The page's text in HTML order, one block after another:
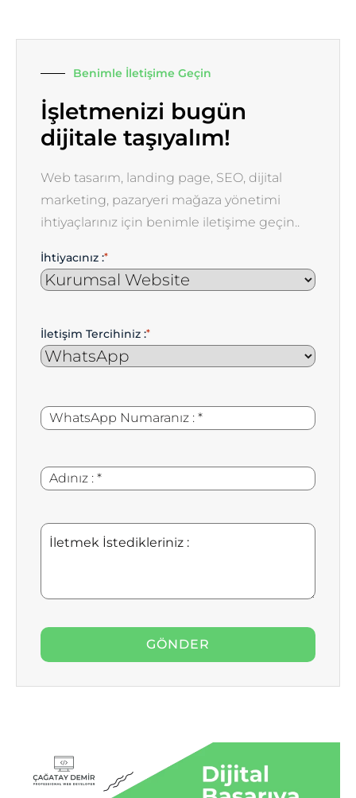
Benimle İletişime Geçin
İşletmenizi bugün
dijitale taşıyalım!
Web tasarım, landing page, SEO, dijital
marketing, pazaryeri mağaza yönetimi
ihtiyaçlarınız için benimle iletişime geçin..
İhtiyacınız :*
İletişim Tercihiniz :*
WhatsApp
Numaranız
*
Adınız
:
*
İletmek
İstedikleriniz